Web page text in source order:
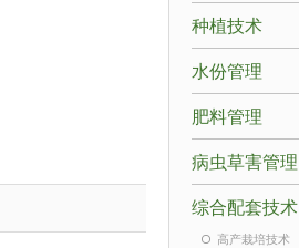
种植技术
水份管理
肥料管理
病虫草害管理
综合配套技术
高产栽培技术